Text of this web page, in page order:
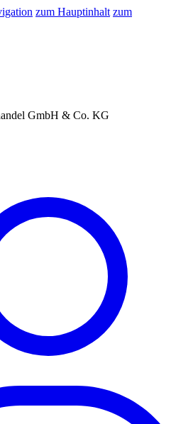
zum Hauptinhalt zum
GmbH & Co. KG